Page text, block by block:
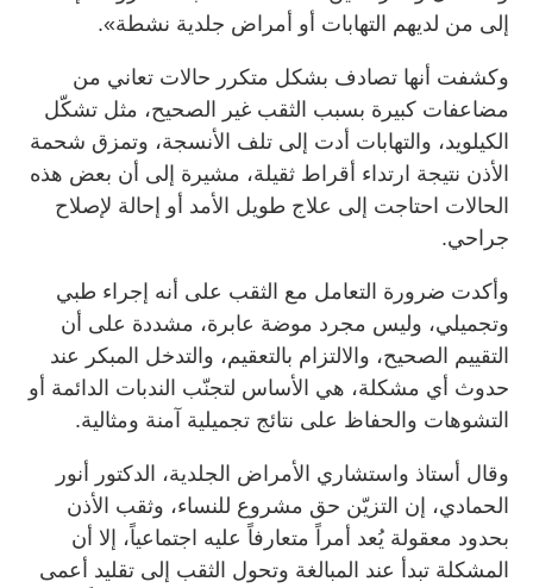
إلى من لديهم التهابات أو أمراض جلدية نشطة».
وكشفت أنها تصادف بشكل متكرر حالات تعاني من
مضاعفات كبيرة بسبب الثقب غير الصحيح، مثل تشكّل
الكيلويد، والتهابات أدت إلى تلف الأنسجة، وتمزق شحمة
الأذن نتيجة ارتداء أقراط ثقيلة، مشيرة إلى أن بعض هذه
الحالات احتاجت إلى علاج طويل الأمد أو إحالة لإصلاح
جراحي.
وأكدت ضرورة التعامل مع الثقب على أنه إجراء طبي
وتجميلي، وليس مجرد موضة عابرة، مشددة على أن
التقييم الصحيح، والالتزام بالتعقيم، والتدخل المبكر عند
حدوث أي مشكلة، هي الأساس لتجنّب الندبات الدائمة أو
التشوهات والحفاظ على نتائج تجميلية آمنة ومثالية.
وقال أستاذ واستشاري الأمراض الجلدية، الدكتور أنور
الحمادي، إن التزيّن حق مشروع للنساء، وثقب الأذن
بحدود معقولة يُعد أمراً متعارفاً عليه اجتماعياً، إلا أن
المشكلة تبدأ عند المبالغة وتحول الثقب إلى تقليد أعمى